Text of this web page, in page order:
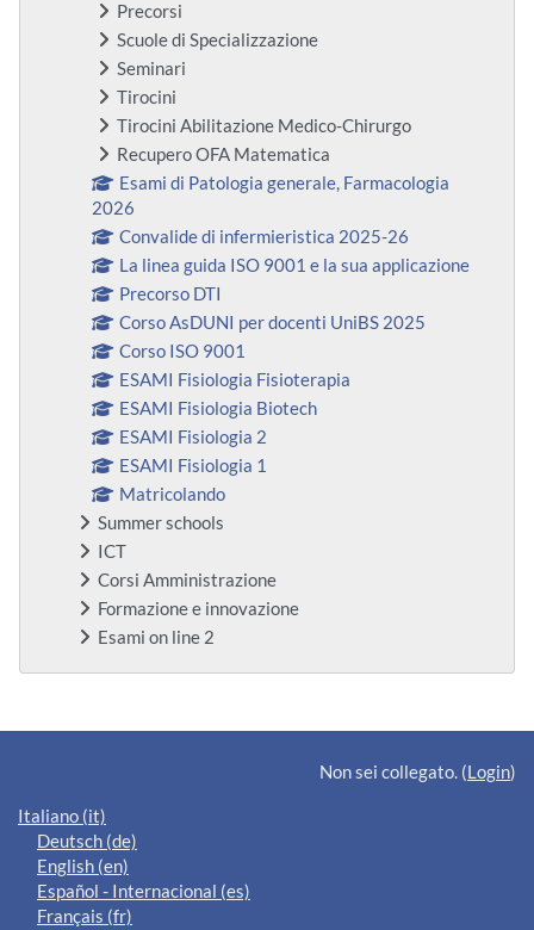
Precorsi
Scuole di Specializzazione
Seminari
Tirocini
Tirocini Abilitazione Medico-Chirurgo
Recupero OFA Matematica
Esami di Patologia generale, Farmacologia
2026
Convalide di infermieristica 2025-26
La linea guida ISO 9001 e la sua applicazione
Precorso DTI
Corso AsDUNI per docenti UniBS 2025
Corso ISO 9001
ESAMI Fisiologia Fisioterapia
ESAMI Fisiologia Biotech
ESAMI Fisiologia 2
ESAMI Fisiologia 1
Matricolando
Summer schools
ICT
Corsi Amministrazione
Formazione e innovazione
Esami on line 2
Blocchi supplementari
Non sei collegato. (Login)
Italiano ‎(it)‎
Deutsch ‎(de)‎
English ‎(en)‎
Español - Internacional ‎(es)‎
Français ‎(fr)‎